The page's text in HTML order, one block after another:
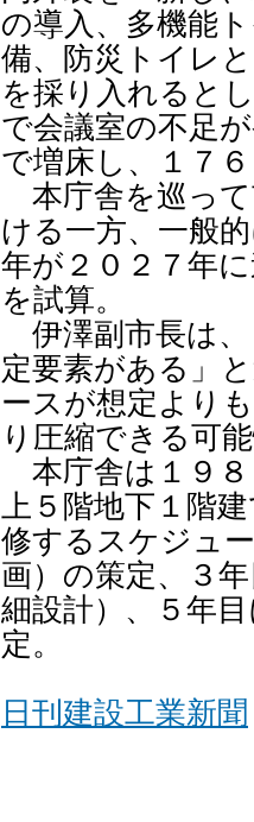
の導入、多機能
備、防災トイレ
を採り入れると
で会議室の不足
で増床し、１７
本庁舎を巡って
ける一方、一般
年が２０２７年
を試算。
伊澤副市長は、
定要素がある」
ースが想定より
り圧縮できる可
本庁舎は１９８
上５階地下１階
修するスケジュ
画）の策定、３
細設計）、５年
定。
日刊建設工業新聞